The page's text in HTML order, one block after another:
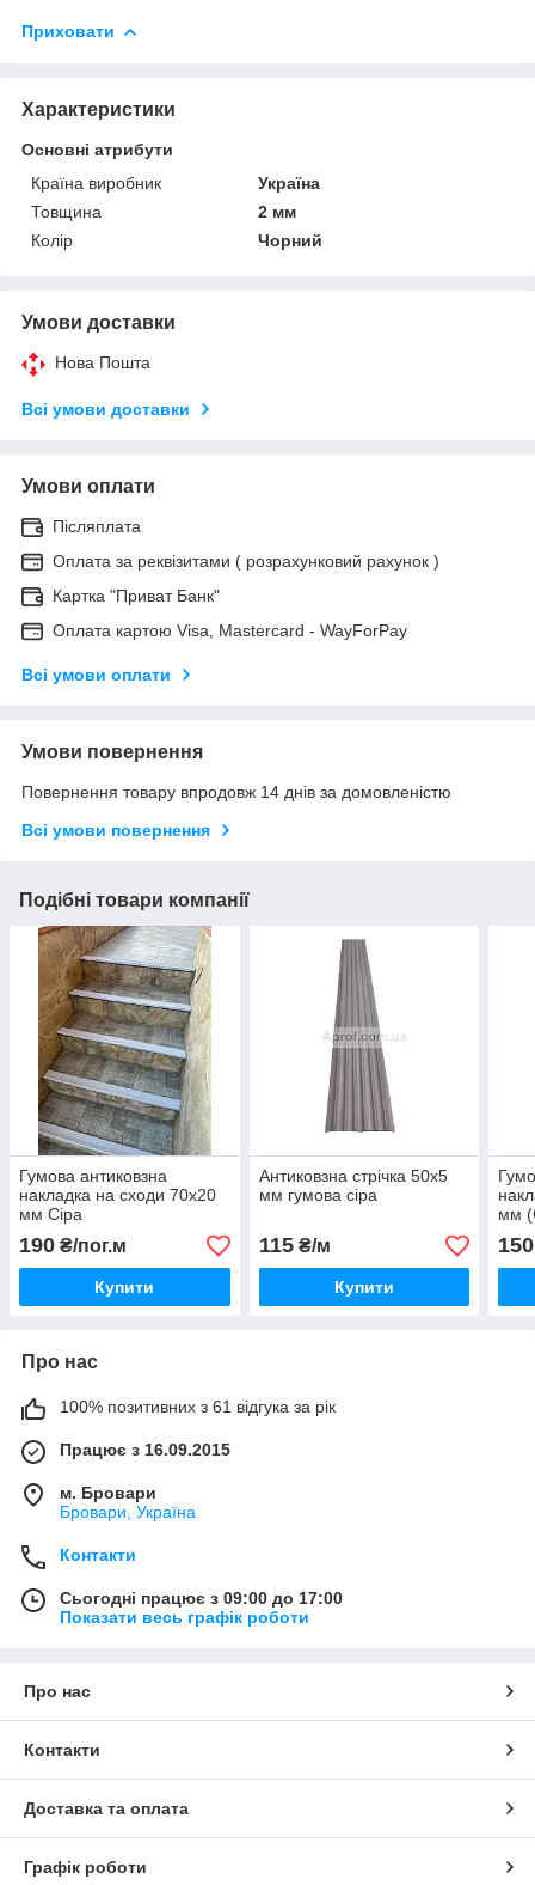
Приховати
Характеристики
Основні атрибути
Країна виробник
Україна
Товщина
2 мм
Колір
Чорний
Умови доставки
Нова Пошта
Всі умови доставки
Умови оплати
Післяплата
Оплата за реквізитами ( розрахунковий рахунок )
Картка "Приват Банк"
Оплата картою Visa, Mastercard - WayForPay
Всі умови оплати
Умови повернення
Повернення товару впродовж 14 днів за домовленістю
Всі умови повернення
Подібні товари компанії
Гумова антиковзна
накладка на сходи 70х20
мм Сіра
190 ₴/пог.м
Купити
Антиковзна стрічка 50х5
мм гумова сіра
115₴/м
Купити
мм
150
Про нас
100% позитивних з 61 відгука за рік
Працює з 16.09.2015
м. Бровари
Бровари, Україна
Контакти
Сьогодні працює з 09:00 до 17:00
Показати весь графік роботи
Про нас
Контакти
Доставка та оплата
Графік роботи